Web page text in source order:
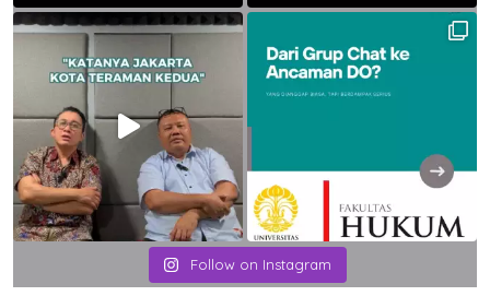
Follow on Instagram